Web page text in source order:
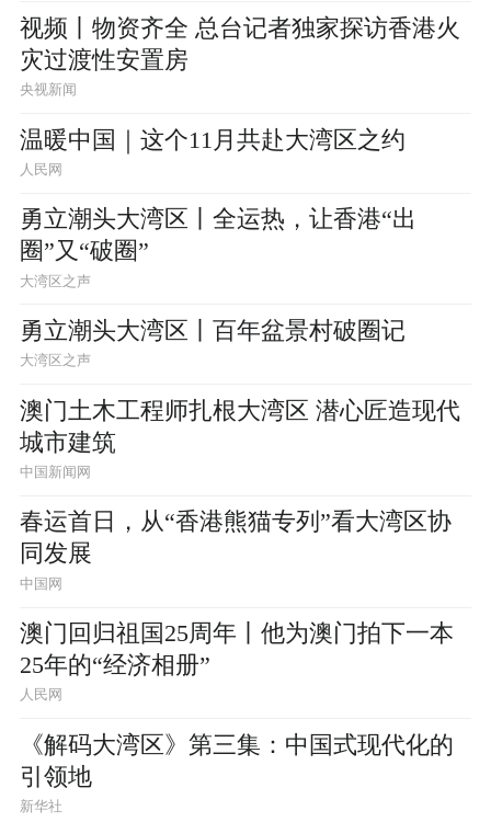
视频丨物资齐全 总台记者独家探访香港火
灾过渡性安置房
央视新闻
温暖中国｜这个11月共赴大湾区之约
人民网
勇立潮头大湾区丨全运热，让香港“出
圈”又“破圈”
大湾区之声
勇立潮头大湾区丨百年盆景村破圈记
大湾区之声
澳门土木工程师扎根大湾区 潜心匠造现代
城市建筑
中国新闻网
春运首日，从“香港熊猫专列”看大湾区协
同发展
中国网
澳门回归祖国25周年丨他为澳门拍下一本
25年的“经济相册”
人民网
《解码大湾区》第三集：中国式现代化的
引领地
新华社